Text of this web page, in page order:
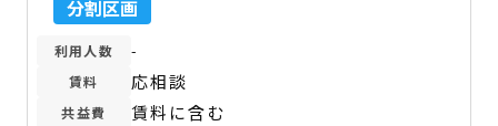
分割区画
利用人数 -
賃料 応相談
共益費 賃料に含む